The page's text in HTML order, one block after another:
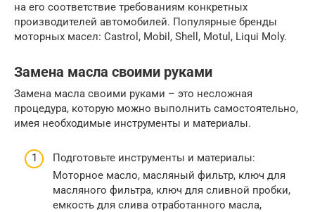
на его соответствие требованиям конкретных
производителей автомобилей. Популярные бренды
моторных масел: Castrol, Mobil, Shell, Motul, Liqui Moly.
Замена масла своими руками
Замена масла своими руками – это несложная
процедура, которую можно выполнить самостоятельно,
имея необходимые инструменты и материалы.
Подготовьте инструменты и материалы:
Моторное масло, масляный фильтр, ключ для
масляного фильтра, ключ для сливной пробки,
емкость для слива отработанного масла,